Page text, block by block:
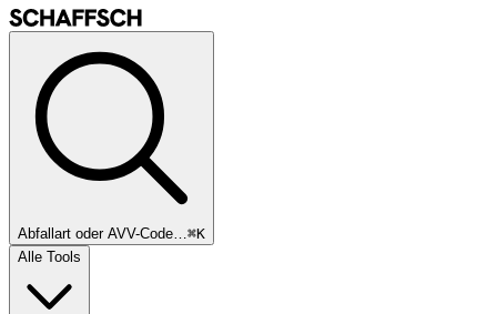
Abfallart oder AVV-Code…⌘K
Alle Tools